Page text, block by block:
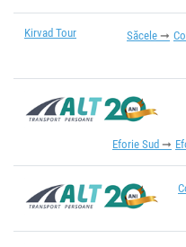
Kirvad Tour Săcele
Eforie Sud